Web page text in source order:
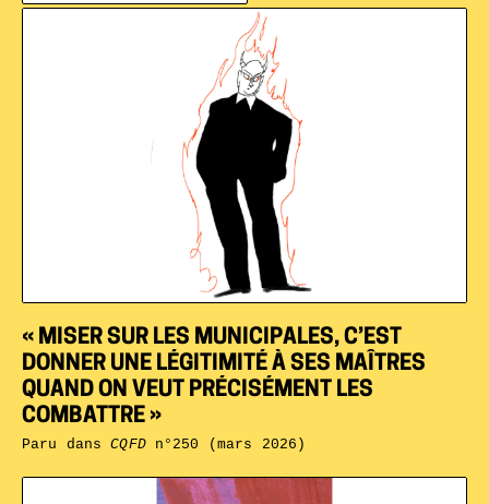
« MISER SUR LES MUNICIPALES, C’EST
DONNER UNE LÉGITIMITÉ À SES MAÎTRES
QUAND ON VEUT PRÉCISÉMENT LES
COMBATTRE »
Paru dansCQFDn°250 (mars 2026)